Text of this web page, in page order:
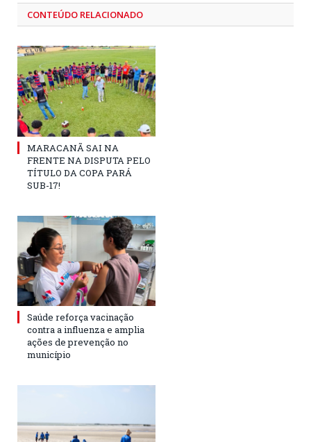
CONTEÚDO RELACIONADO
MARACANÃ SAI NA
FRENTE NA DISPUTA PELO
TÍTULO DA COPA PARÁ
SUB-17!
Saúde reforça vacinação
contra a influenza e amplia
ações de prevenção no
município